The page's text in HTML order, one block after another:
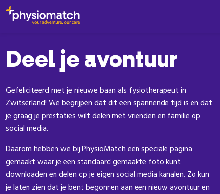
Deel je avontuur
Gefeliciteerd met je nieuwe baan als fysiotherapeut in
Zwitserland! We begrijpen dat dit een spannende tijd is en dat
je graag je prestaties wilt delen met vrienden en familie op
social media.
Daarom hebben we bij PhysioMatch een speciale pagina
gemaakt waar je een standaard gemaakte foto kunt
downloaden en delen op je eigen social media kanalen. Zo kun
je laten zien dat je bent begonnen aan een nieuw avontuur en